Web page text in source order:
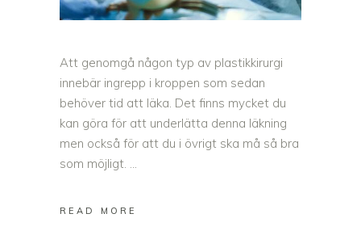
Att genomgå någon typ av plastikkirurgi
innebär ingrepp i kroppen som sedan
behöver tid att läka. Det finns mycket du
kan göra för att underlätta denna läkning
men också för att du i övrigt ska må så bra
som möjligt.
READ MORE